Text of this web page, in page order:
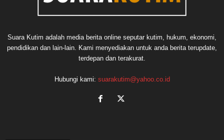
Suara Kutim adalah media berita online seputar kutim, hukum, ekonomi,
pendidikan dan lain-lain. Kami menyediakan untuk anda berita terupdate,
terdepan dan terakurat.
Hubungi kami: suarakutim@yahoo.co.id